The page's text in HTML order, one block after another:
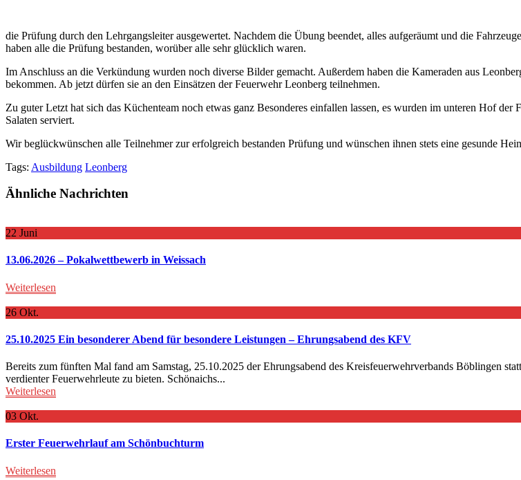
die Prüfung durch den Lehrgangsleiter ausgewertet. Nachdem die Übung beendet, alles aufgeräumt und die
haben alle die Prüfung bestanden, worüber alle sehr glücklich waren.
Im Anschluss an die Verkündung wurden noch diverse Bilder gemacht. Außerdem haben die Kameraden aus
bekommen. Ab jetzt dürfen sie an den Einsätzen der Feuerwehr Leonberg teilnehmen.
Zu guter Letzt hat sich das Küchenteam noch etwas ganz Besonderes einfallen lassen, es wurden im unteren Hof
Salaten serviert.
Wir beglückwünschen alle Teilnehmer zur erfolgreich bestanden Prüfung und wünschen ihnen stets eine gesunde
Tags: Ausbildung Leonberg
Ähnliche Nachrichten
22 Juni
13.06.2026 – Pokalwettbewerb in Weissach
Weiterlesen
26 Okt.
25.10.2025 Ein besonderer Abend für besondere Leistungen – Ehrungsabend des KFV
Bereits zum fünften Mal fand am Samstag, 25.10.2025 der Ehrungsabend des Kreisfeuerwehrverbands Böblingen
verdienter Feuerwehrleute zu bieten. Schönaichs...
Weiterlesen
03 Okt.
Erster Feuerwehrlauf am Schönbuchturm
Weiterlesen